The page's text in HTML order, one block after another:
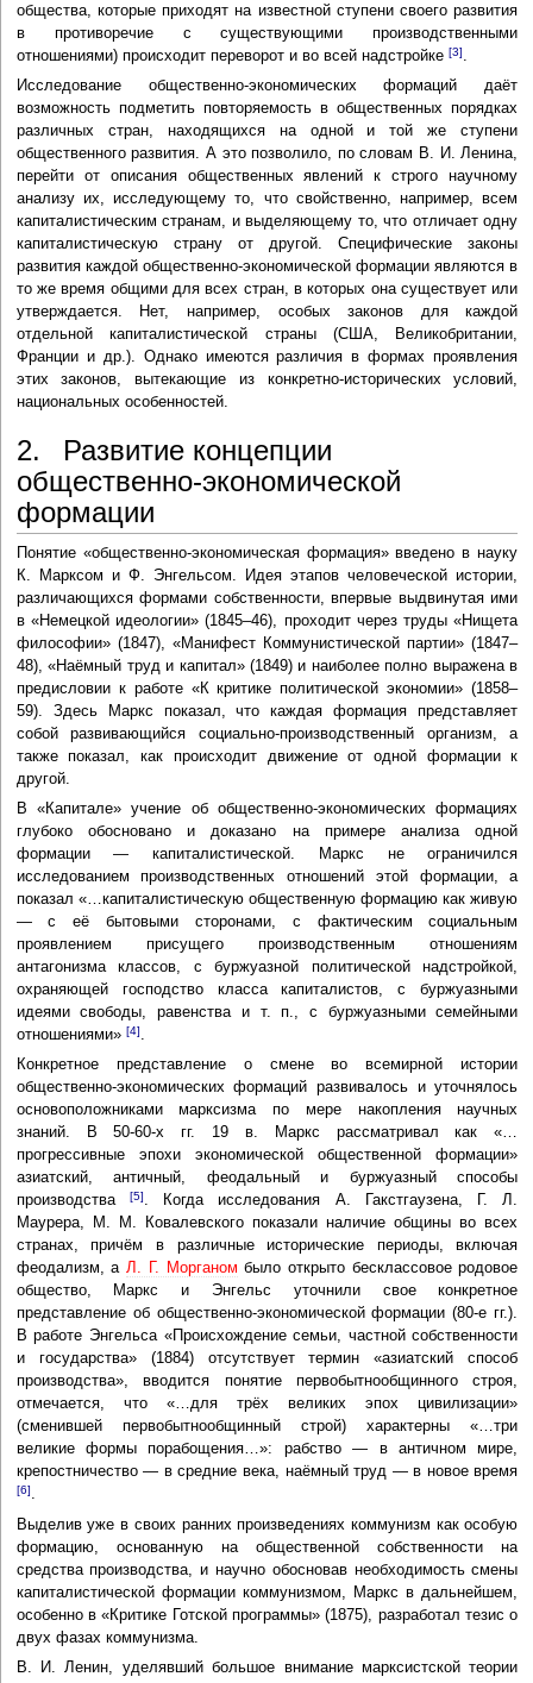
общества, которые приходят на известной ступени своего развития
в противоречие с существующими производственными
отношениями) происходит переворот и во всей надстройке [3]
Исследование общественно-экономических формаций даёт
возможность подметить повторяемость в общественных порядках
различных стран, находящихся на одной и той же ступени
общественного развития. А это позволило, по словам В. И. Ленина,
перейти от описания общественных явлений к строго научному
анализу их, исследующему то, что свойственно, например, всем
капиталистическим странам, и выделяющему то, что отличает одну
капиталистическую страну от другой. Специфические законы
развития каждой общественно-экономической формации являются в
то же время общими для всех стран, в которых она существует или
утверждается. Нет, например, особых законов для каждой
отдельной капиталистической страны (США, Великобритании,
Франции и др.). Однако имеются различия в формах проявления
этих законов, вытекающие из конкретно-исторических условий,
национальных особенностей.
2. Развитие концепции
общественно-экономической
формации
Понятие «общественно-экономическая формация» введено в науку
К. Марксом и Ф. Энгельсом. Идея этапов человеческой истории,
различающихся формами собственности, впервые выдвинутая ими
в «Немецкой идеологии» (1845–46), проходит через труды «Нищета
философии» (1847), «Манифест Коммунистической партии» (1847–
48), «Наёмный труд и капитал» (1849) и наиболее полно выражена в
предисловии к работе «К критике политической экономии» (1858–
59). Здесь Маркс показал, что каждая формация представляет
собой развивающийся социально-производственный организм, а
также показал, как происходит движение от одной формации к
другой.
В «Капитале» учение об общественно-экономических формациях
глубоко обосновано и доказано на примере анализа одной
формации — капиталистической. Маркс не ограничился
исследованием производственных отношений этой формации, а
показал «…капиталистическую общественную формацию как живую
— с её бытовыми сторонами, с фактическим социальным
проявлением присущего производственным отношениям
антагонизма классов, с буржуазной политической надстройкой,
охраняющей господство класса капиталистов, с буржуазными
идеями свободы, равенства и т. п., с буржуазными семейными
отношениями» [4].
Конкретное представление о смене во всемирной истории
общественно-экономических формаций развивалось и уточнялось
основоположниками марксизма по мере накопления научных
знаний. В 50-60-х гг. 19 в. Маркс рассматривал как «…
прогрессивные эпохи экономической общественной формации»
азиатский, античный, феодальный и буржуазный способы
производства
[5]. Когда исследования А. Гакстгаузена, Г. Л.
Маурера, M. M. Ковалевского показали наличие общины во всех
странах, причём в различные исторические периоды, включая
феодализм, аЛ. Г. Морганом было открыто бесклассовое родовое
общество, Маркс и Энгельс уточнили свое конкретное
представление об общественно-экономической формации (80-е гг.).
В работе Энгельса «Происхождение семьи, частной собственности
и государства» (1884) отсутствует термин «азиатский способ
производства», вводится понятие первобытнообщинного строя,
отмечается, что «…для трёх великих эпох цивилизации»
(сменившей первобытнообщинный строй) характерны «…три
великие формы порабощения…»: рабство — в античном мире,
крепостничество — в средние века, наёмный труд — в новое время
[6].
Выделив уже в своих ранних произведениях коммунизм как особую
формацию, основанную на общественной собственности на
средства производства, и научно обосновав необходимость смены
капиталистической формации коммунизмом, Маркс в дальнейшем,
особенно в «Критике Готской программы» (1875), разработал тезис о
двух фазах коммунизма.
В. И. Ленин, уделявший большое внимание марксистской теории